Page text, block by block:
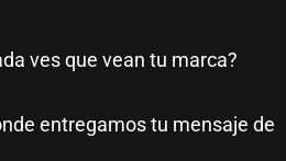
ves que vean tu marca?
entregamos tu mensaje de